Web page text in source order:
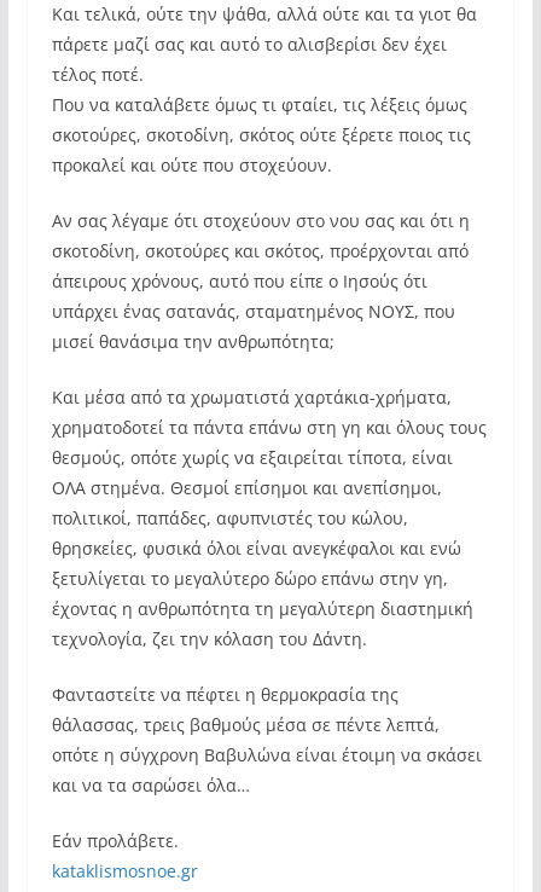
Και τελικά, ούτε την ψάθα, αλλά ούτε και τα γιοτ θα
πάρετε μαζί σας και αυτό το αλισβερίσι δεν έχει
τέλος ποτέ.
Που να καταλάβετε όμως τι φταίει, τις λέξεις όμως
σκοτούρες, σκοτοδίνη, σκότος ούτε ξέρετε ποιος τις
προκαλεί και ούτε που στοχεύουν.
Αν σας λέγαμε ότι στοχεύουν στο νου σας και ότι η
σκοτοδίνη, σκοτούρες και σκότος, προέρχονται από
άπειρους χρόνους, αυτό που είπε ο Ιησούς ότι
υπάρχει ένας σατανάς, σταματημένος ΝΟΥΣ, που
μισεί θανάσιμα την ανθρωπότητα;
Και μέσα από τα χρωματιστά χαρτάκια-χρήματα,
χρηματοδοτεί τα πάντα επάνω στη γη και όλους τους
θεσμούς, οπότε χωρίς να εξαιρείται τίποτα, είναι
ΟΛΑ στημένα. Θεσμοί επίσημοι και ανεπίσημοι,
πολιτικοί, παπάδες, αφυπνιστές του κώλου,
θρησκείες, φυσικά όλοι είναι ανεγκέφαλοι και ενώ
ξετυλίγεται το μεγαλύτερο δώρο επάνω στην γη,
έχοντας η ανθρωπότητα τη μεγαλύτερη διαστημική
τεχνολογία, ζει την κόλαση του Δάντη.
Φανταστείτε να πέφτει η θερμοκρασία της
θάλασσας, τρεις βαθμούς μέσα σε πέντε λεπτά,
οπότε η σύγχρονη Βαβυλώνα είναι έτοιμη να σκάσει
και να τα σαρώσει όλα…
Εάν προλάβετε.
kataklismosnoe.gr